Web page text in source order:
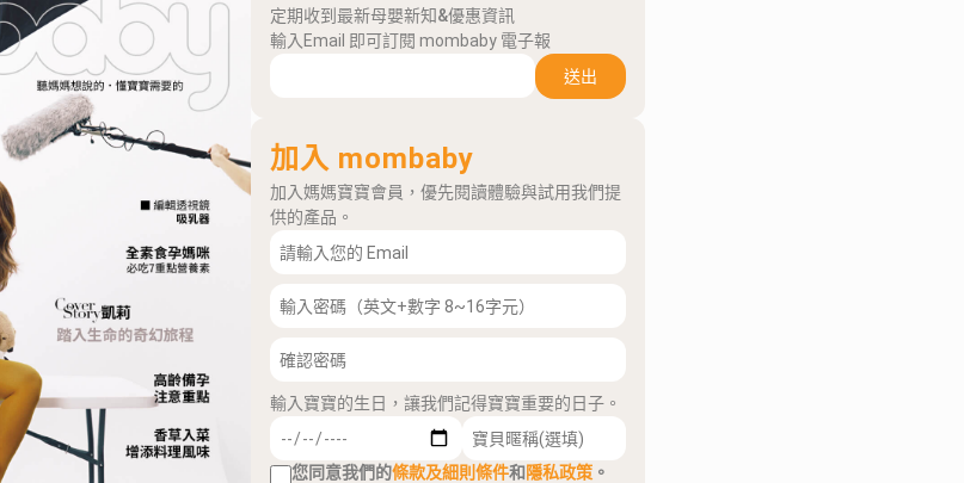
定期收到最新母嬰新知&優惠資訊
輸入Email 即可訂閱 mombaby 電子報
送出
加入 mombaby
加入媽媽寶寶會員，優先閱讀體驗與試用我們提
供的產品。
輸入寶寶的生日，讓我們記得寶寶重要的日子。
您同意我們的條款及細則條件和隱私政策 。